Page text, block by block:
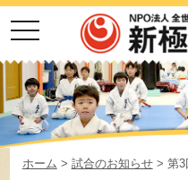
toggle
navigation
ホーム > 試合のお知らせ> 第3